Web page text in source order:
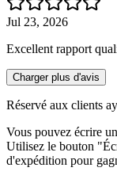
Jul 23, 2026
Excellent rapport
Charger plus d'avis
Réservé aux clients
Vous pouvez écrire
Utilisez le bouton
d'expédition pour